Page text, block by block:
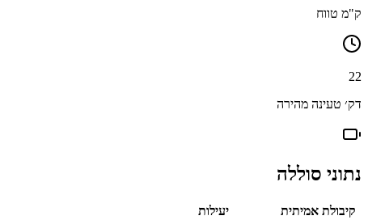
ק"מ טווח
22
דק׳ טעינה מהירה
נתוני סוללה
קיבולת אמיתית
יעילות